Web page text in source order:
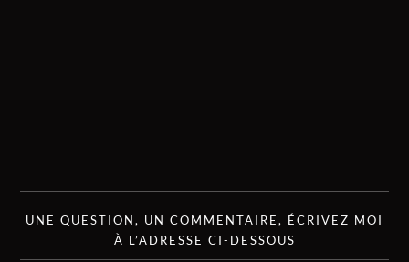
UNE QUESTION, UN COMMENTAIRE, ÉCRIVEZ MOI
À L’ADRESSE CI-DESSOUS